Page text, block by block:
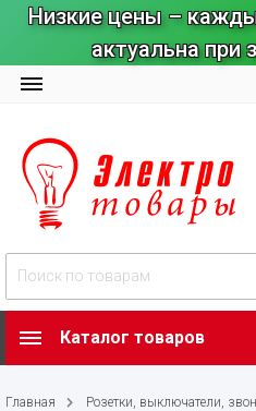
Низкие цены –
актуальна
Каталог товаров
Главная
Розетки, выключатели,